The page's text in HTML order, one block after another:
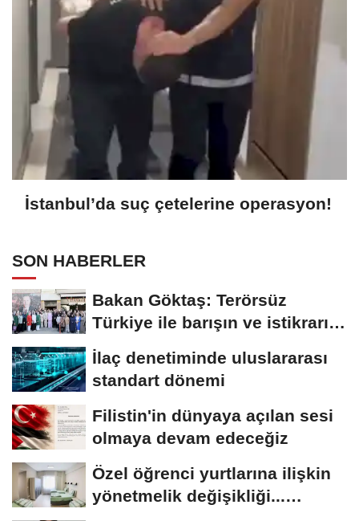
İstanbul’da suç çetelerine operasyon!
SON HABERLER
Bakan Göktaş: Terörsüz
Türkiye ile barışın ve istikrarın
güçlendiği...
İlaç denetiminde uluslararası
standart dönemi
Filistin'in dünyaya açılan sesi
olmaya devam edeceğiz
Özel öğrenci yurtlarına ilişkin
yönetmelik değişikliği...